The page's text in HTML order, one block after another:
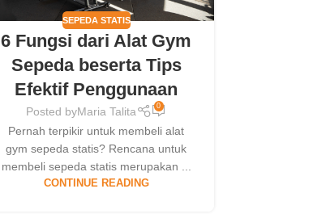
SEPEDA STATIS
6 Fungsi dari Alat Gym
Sepeda beserta Tips
Efektif Penggunaan
Posted byMaria Talita 0
Pernah terpikir untuk membeli alat
gym sepeda statis? Rencana untuk
membeli sepeda statis merupakan ...
CONTINUE READING